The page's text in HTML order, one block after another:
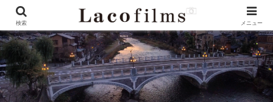
検索 メニュー